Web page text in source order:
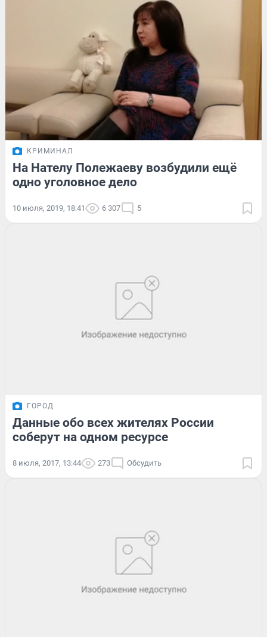
КРИМИНАЛ
На Нателу Полежаеву возбудили ещё
одно уголовное дело
10 июля, 2019, 18:41 6 307 5
ГОРОД
Данные обо всех жителях России
соберут на одном ресурсе
8 июля, 2017, 13:44 273 Обсудить